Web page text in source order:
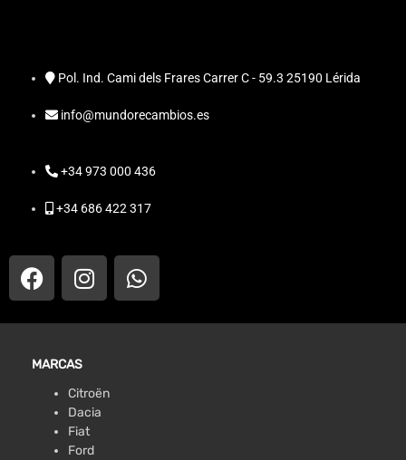
Pol. Ind. Cami dels Frares Carrer C - 59.3 25190 Lérida
info@mundorecambios.es
+34 973 000 436
+34 686 422 317
MARCAS
Citroën
Dacia
Fiat
Ford